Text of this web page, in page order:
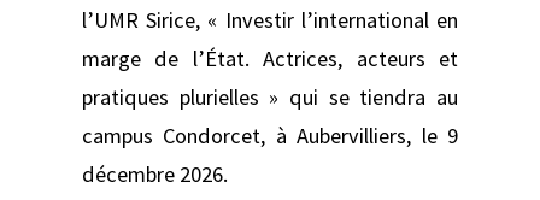
l’UMR Sirice, « Investir l’international en
marge de l’État. Actrices, acteurs et
pratiques plurielles » qui se tiendra au
campus Condorcet, à Aubervilliers, le 9
décembre 2026.